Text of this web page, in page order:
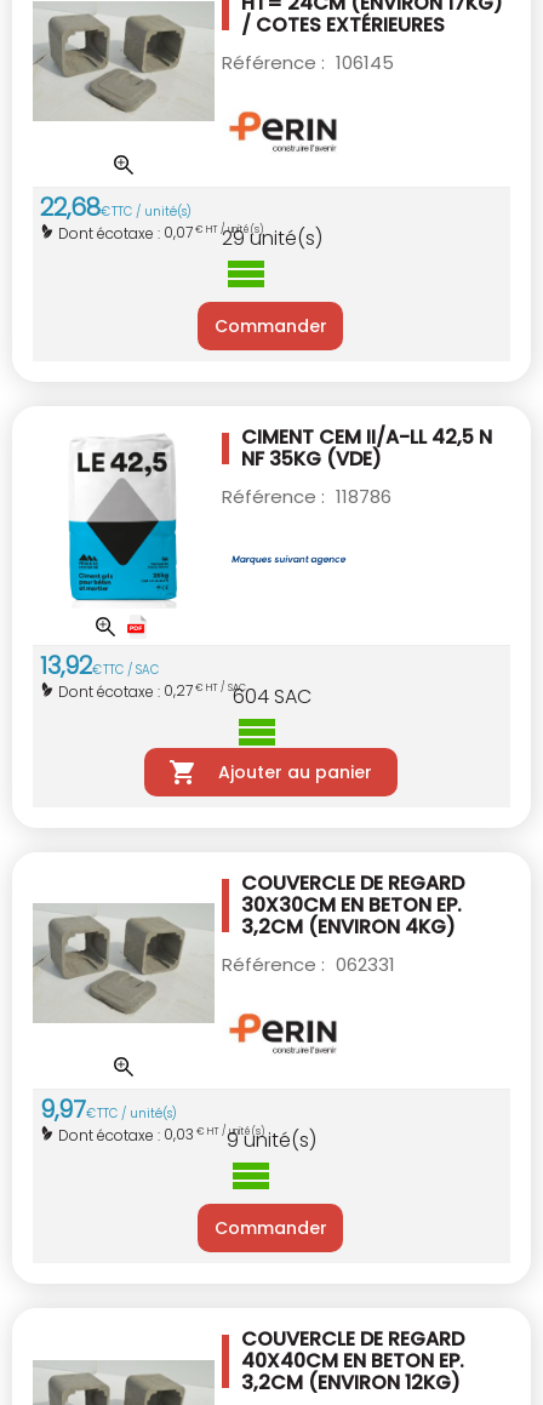
/ COTES EXTÉRIEURES
Référence : 106145
22,68€TTC / unité(s)
Dont écotaxe : 0,07€ HT / unité(s)
29unité(s)
Commander
CIMENT CEM II/A-LL 42,5 N
NF 35KG (VDE)
Référence : 118786
13,92€TTC / SAC
Dont écotaxe : 0,27€ HT / SAC604 SAC
Ajouter au panier
COUVERCLE DE REGARD
30X30CM EN BETON EP.
3,2CM (ENVIRON 4KG)
Référence : 062331
9,97€TTC / unité(s)
Dont écotaxe : 0,03 € HT / unité(s)
9unité(s)
Commander
COUVERCLE DE REGARD
40X40CM EN BETON EP.
3,2CM (ENVIRON 12KG)